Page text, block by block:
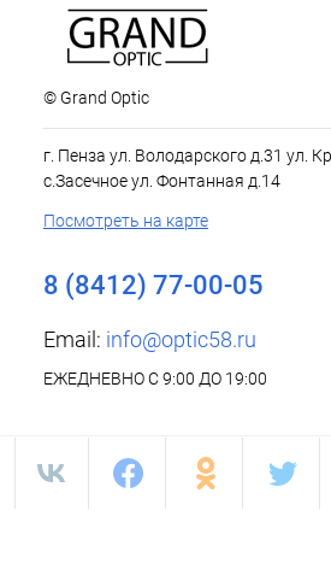
© Grand Optic
г. Пенза ул. Володарского д.31 ул.
с.Засечное ул. Фонтанная д.14
Посмотреть на карте
8 (8412) 77-00-05
Email: info@optic58.ru
ЕЖЕДНЕВНО С 9:00 ДО 19:00